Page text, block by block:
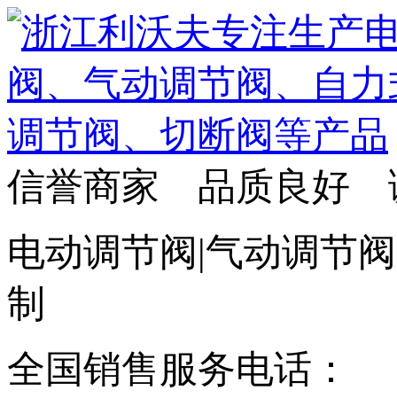
信誉商家 品质良好
电动调节阀|气动调节
制
全国销售服务电话：